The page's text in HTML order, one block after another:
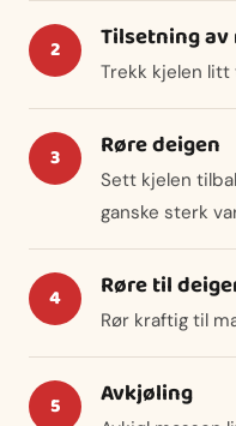
Tilsetning av
Trekk kjelen
Røre deigen
Sett kjelen
ganske sterk
Røre til
Rør kraftig til
Avkjøling